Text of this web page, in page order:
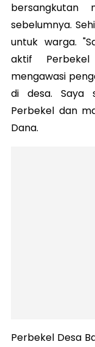
sebelumnya.
untuk warga.
aktif
mengawasi
di desa. Saya
Perbekel dan
Dana.
Perbekel Desa